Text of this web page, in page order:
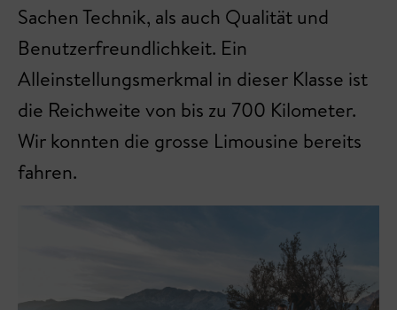
Sachen Technik, als auch Qualität und
Benutzerfreundlichkeit. Ein
Alleinstellungsmerkmal in dieser Klasse ist
die Reichweite von bis zu 700 Kilometer.
Wir konnten die grosse Limousine bereits
fahren.